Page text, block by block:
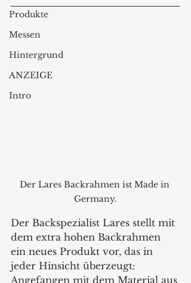
Produkte
Messen
Hintergrund
ANZEIGE
Intro
Der Lares Backrahmen ist Made in
Germany.
Der Backspezialist Lares stellt mit
dem extra hohen Backrahmen
ein neues Produkt vor, das in
jeder Hinsicht überzeugt:
Angefangen mit dem Material aus